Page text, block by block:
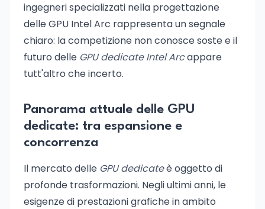
ingegneri specializzati nella progettazione
delle GPU Intel Arc rappresenta un segnale
chiaro: la competizione non conosce soste e il
futuro delle GPU dedicate Intel Arcappare
tutt'altro che incerto.
Panorama attuale delle GPU
dedicate: tra espansione e
concorrenza
Il mercato delle GPU dedicateè oggetto di
profonde trasformazioni. Negli ultimi anni, le
esigenze di prestazioni grafiche in ambito